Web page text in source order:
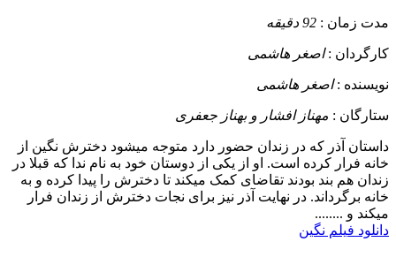
مدت زمان : 92 دقیقه
کارگردان :اصغر هاشمی
نویسنده :اصغر هاشمی
ستارگان : مهناز افشار و بهناز جعفری
داستان آذر که در زندان حضور دارد متوجه میشود دخترش نگین از
خانه فرار کرده است. او از یکی از دوستان خود به نام ندا که قبلا در
زندان هم بند بودند تقاضای کمک میکند تا دخترش را پیدا کرده و به
خانه برگرداند. در نهایت آذر نیز برای نجات دخترش از زندان فرار
میکند و ........
دانلود فیلم نگین